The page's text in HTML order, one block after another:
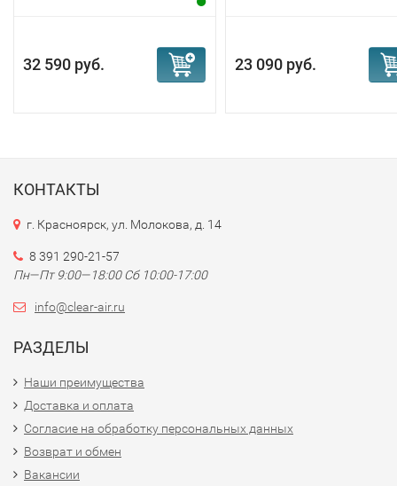
32 590 руб. 23 090 руб.
КОНТАКТЫ
г. Красноярск, ул. Молокова, д. 14
8 391 290-21-57
Пн—Пт 9:00—18:00 Сб 10:00-17:00
info@clear-air.ru
РАЗДЕЛЫ
Наши преимущества
Доставка и оплата
Согласие на обработку персональных данных
Возврат и обмен
Вакансии